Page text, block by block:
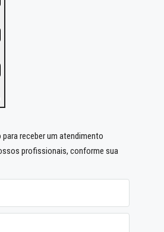
receber um atendimento
profissionais, conforme sua